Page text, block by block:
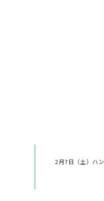
2月7日（土）ハ